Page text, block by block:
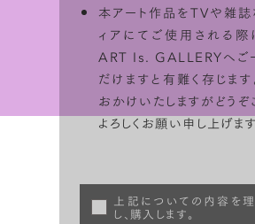
本アート作品をTVや雑誌
ィアにてご使用される際
ART Is. GALLERYへご
だけますと有難く存じま
おかけいたしますがどう
よろしくお願い申し上げま
上記についての内容を
し、購入します。